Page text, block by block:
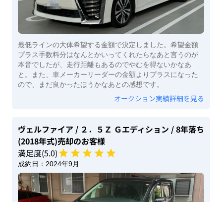
最低ラインの大体希望する金額で決定しました。希望金額
プラス手数料分はなんとかいってくれたらなあと言うのが
本音でしたが、走行距離もあるのでやむを得ないかなあ
と。また、車メーカーリーダーの金額よりプラスになった
ので、まだ良かったほうかなあとの感想です。
オークション実績詳細を見る
ヴェルファイア / ２．５Ｚ Ｇエディション / 8年落ち
(2018年式)売却のお客様
満足度(5.0)
成約日： 2024年9月